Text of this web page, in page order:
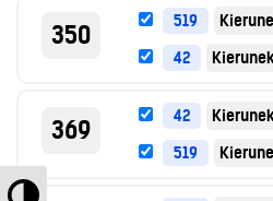
350 519
42
369 42
519